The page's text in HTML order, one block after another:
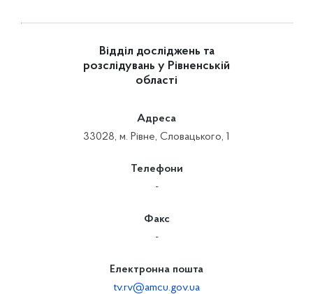
Відділ досліджень та
розслідувань у Рівненській
області
Адреса
33028, м. Рівне, Словацького, 1
Телефони
-
Факс
-
Електронна пошта
tv.rv@amcu.gov.ua